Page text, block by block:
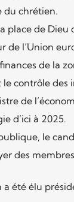
du chrétien.
place de
de l’Union
de la
contrôle des
de
d’ici à 2025.
le
des
été élu